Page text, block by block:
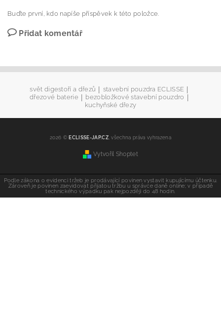
Buďte první, kdo napíše příspěvek k této položce.
Přidat komentář
svět digestoří a dřezů | stavební pouzdra ECLISSE |
dřezové baterie | bezobložkové stavební pouzdro |
kuchyňské dřezy
2026 © ECLISSE-JAP.CZ, všechna práva vyhrazena
Vytvořil Shoptet
Podle zákona o evidenci tržeb je prodávající povinen vystavit kupujícímu účtenku.
Zároveň je povinen zaevidovat přijatou tržbu u správce daně online; v případě
technického výpadku pak nejpozději do 48 hodin.